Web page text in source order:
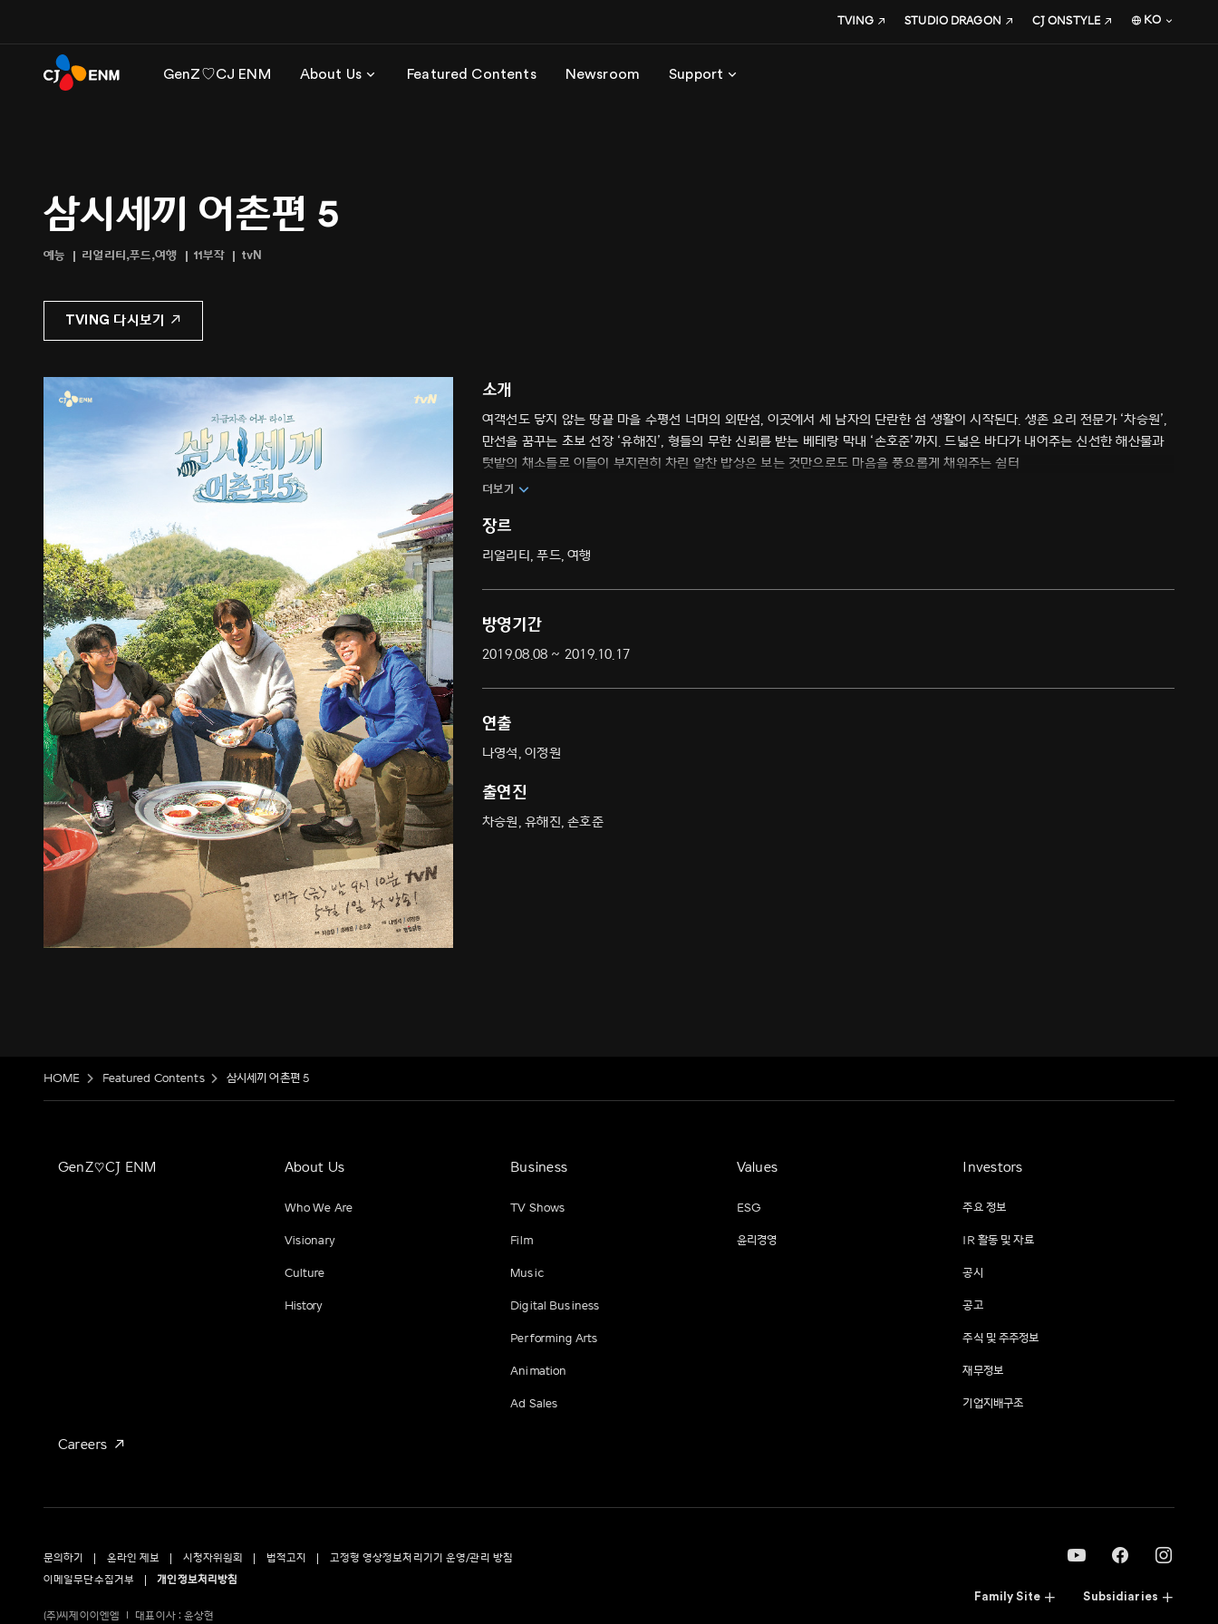
GenZ♡CJ ENM About Us Featured Contents Newsroom Support
TVING STUDIO DRAGON CJ ONSTYLE KO
삼시세끼 어촌편 5
예능 리얼리티,푸드,여행 11부작 tvN
TVING 다시보기
소개
여객선도 닿지 않는 땅끝 마을 수평선 너머의 외딴섬, 이곳에서 세 남자의 단란한 섬 생활이 시작된다. 생존 요리 전문가 ‘차승원’,
만선을 꿈꾸는 초보 선장 ‘유해진’, 형들의 무한 신뢰를 받는 베테랑 막내 ‘손호준’까지. 드넓은 바다가 내어주는 신선한 해산물과
텃밭의 채소들로 이들이 부지런히 차린 알찬 밥상은 보는 것만으로도 마음을 풍요롭게 채워주는 쉼터
더보기
장르
리얼리티, 푸드, 여행
방영기간
2019.08.08 ~ 2019.10.17
연출
나영석, 이정원
출연진
차승원, 유해진, 손호준
HOME Featured Contents 삼시세끼 어촌편 5
GenZ♡CJ ENM About Us
Who We Are
Visionary
Culture
History
Business
TV Shows
Film
Music
Digital Business
Performing Arts
Animation
Ad Sales
Values
ESG
윤리경영
Investors
주요 정보
IR 활동 및 자료
공시
공고
주식 및 주주정보
재무정보
기업지배구조
Careers
문의하기 온라인 제보 시청자위원회 법적고지
고정형 영상정보처리기기 운영/관리 방침
이메일무단수집거부
개인정보처리방침
Family Site Subsidiaries
(주)씨제이이엔엠 대표이사 : 윤상현